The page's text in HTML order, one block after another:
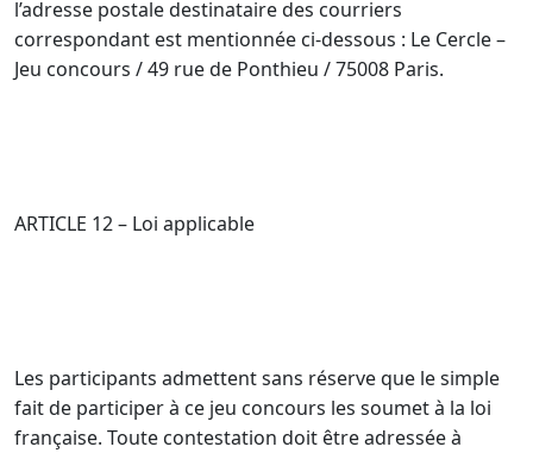
l’adresse postale destinataire des courriers
correspondant est mentionnée ci-dessous : Le Cercle –
Jeu concours / 49 rue de Ponthieu / 75008 Paris.
ARTICLE 12 – Loi applicable
Les participants admettent sans réserve que le simple
fait de participer à ce jeu concours les soumet à la loi
française. Toute contestation doit être adressée à